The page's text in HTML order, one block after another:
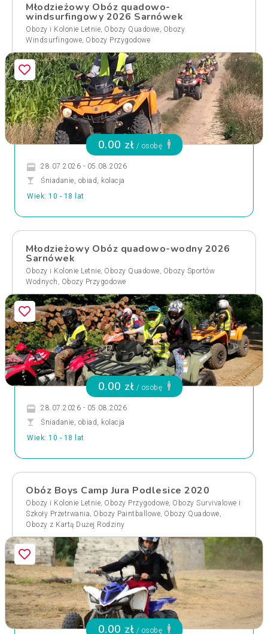
Młodzieżowy Obóz quadowo-
windsurfingowy 2026 Sarnówek
Obozy i Kolonie Letnie, Obozy Quadowe, Obozy
Windsurfingowe, Obozy Przygodowe
0.00 zł / osobę
28.07.2026 - 05.08.2026
Śniadanie, obiad, kolacja
Wiek: 10 - 18 lat
Młodzieżowy Obóz quadowo-wodny 2026
Sarnówek
Obozy i Kolonie Letnie, Obozy Quadowe, Obozy Sportów
Wodnych , Obozy Przygodowe
0.00 zł / osobę
28.07.2026 - 05.08.2026
Śniadanie, obiad, kolacja
Wiek: 10 - 18 lat
Obóz Boys Camp Jura Podlesice 2020
Obozy i Kolonie Letnie, Obozy Przygodowe, Obozy Survivalowe i
Szkoły Przetrwania, Obozy Paintballowe, Obozy Quadowe,
Obozy z Kartą Dużej Rodziny
0.00 zł / osobę